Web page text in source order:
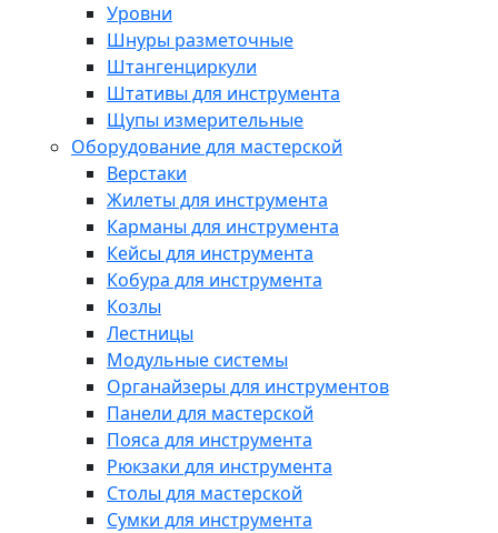
Уровни
Шнуры разметочные
Штангенциркули
Штативы для инструмента
Щупы измерительные
Оборудование для мастерской
Верстаки
Жилеты для инструмента
Карманы для инструмента
Кейсы для инструмента
Кобура для инструмента
Козлы
Лестницы
Модульные системы
Органайзеры для инструментов
Панели для мастерской
Пояса для инструмента
Рюкзаки для инструмента
Столы для мастерской
Сумки для инструмента